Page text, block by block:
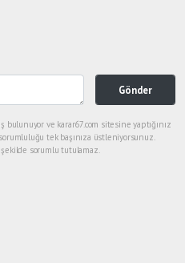
Gönder
bulunuyor ve karar67.com sitesine yaptığınız
tek başınıza üstleniyorsunuz.
sorumlu tutulamaz.